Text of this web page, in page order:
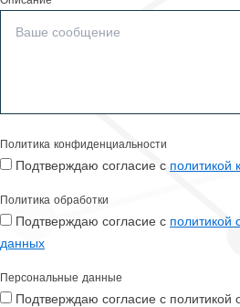
Политика конфиденциальности
Подтверждаю согласие с политикой
Политика обработки
Подтверждаю согласие с политикой
данных
Персональные данные
Подтверждаю согласие с политикой